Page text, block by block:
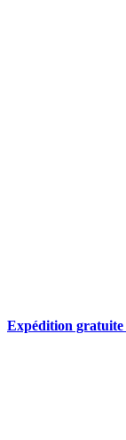
Expédition gratuite